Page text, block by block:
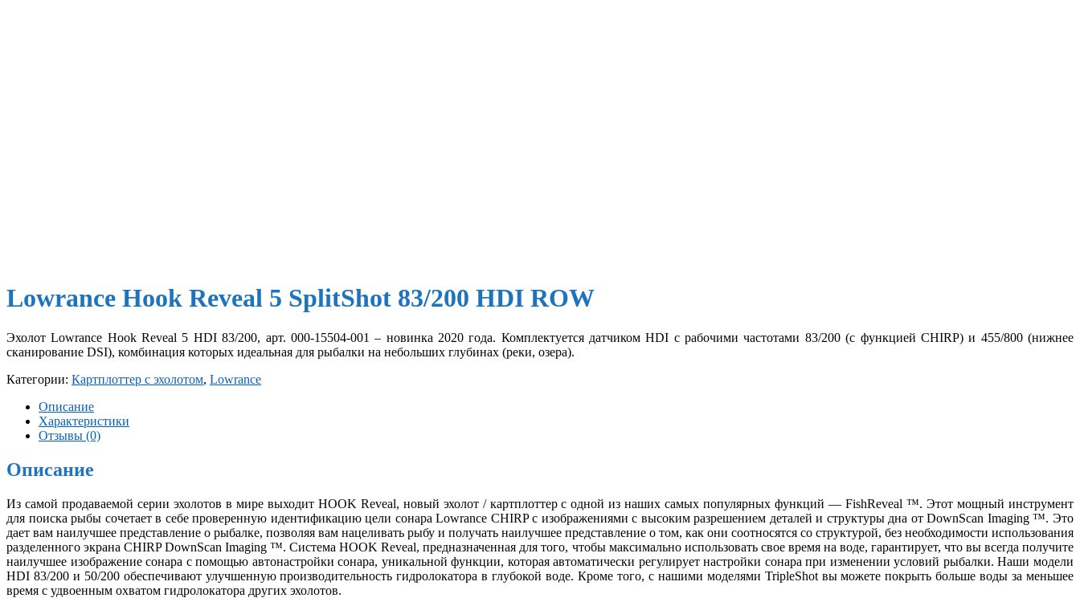
Lowrance Hook Reveal 5 SplitShot 83/200 HDI ROW
Эхолот Lowrance Hook Reveal 5 HDI 83/200, арт. 000-15504-001 – новинка 2020 года. Комплектуется датчиком HDI с рабочими частотами 83/200 (с функцией CHIRP) и 455/800 (нижнее
сканирование DSI), комбинация которых идеальная для рыбалки на небольших глубинах (реки, озера).
Категории: Картплоттер с эхолотом, Lowrance
Описание
Характеристики
Отзывы (0)
Описание
Из самой продаваемой серии эхолотов в мире выходит HOOK Reveal, новый эхолот / картплоттер с одной из наших самых популярных функций — FishReveal ™. Этот мощный инструмент
для поиска рыбы сочетает в себе проверенную идентификацию цели сонара Lowrance CHIRP с изображениями с высоким разрешением деталей и структуры дна от DownScan Imaging ™. Это
дает вам наилучшее представление о рыбалке, позволяя вам нацеливать рыбу и получать наилучшее представление о том, как они соотносятся со структурой, без необходимости использования
разделенного экрана CHIRP DownScan Imaging ™. Система HOOK Reveal, предназначенная для того, чтобы максимально использовать свое время на воде, гарантирует, что вы всегда получите
наилучшее изображение сонара с помощью автонастройки сонара, уникальной функции, которая автоматически регулирует настройки сонара при изменении условий рыбалки. Наши модели
HDI 83/200 и 50/200 обеспечивают улучшенную производительность гидролокатора в глубокой воде. Кроме того, с нашими моделями TripleShot вы можете покрыть больше воды за меньшее
время с удвоенным охватом гидролокатора других эхолотов.